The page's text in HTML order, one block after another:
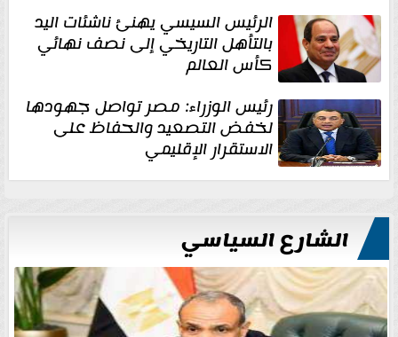
الرئيس السيسي يهنئ ناشئات اليد
بالتأهل التاريخي إلى نصف نهائي
كأس العالم
رئيس الوزراء: مصر تواصل جهودها
لخفض التصعيد والحفاظ على
الاستقرار الإقليمي
الشارع السياسي